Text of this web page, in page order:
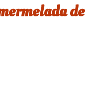
de